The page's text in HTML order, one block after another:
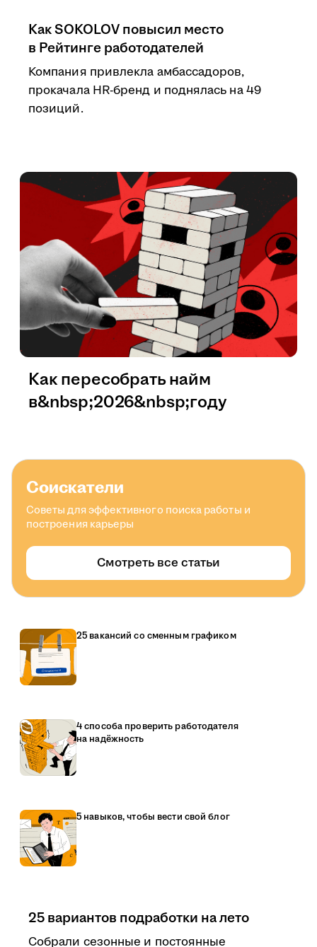
Как SOKOLOV повысил место
в Рейтинге работодателей
Компания привлекла амбассадоров,
прокачала HR-бренд и поднялась на 49
позиций.
Как пересобрать найм
в&nbsp;2026&nbsp;году
Соискатели
Советы для эффективного поиска работы и
построения карьеры
Смотреть все статьи
25 вакансий со сменным графиком
4 способа проверить работодателя
на надёжность
5 навыков, чтобы вести свой блог
25 вариантов подработки на лето
Собрали сезонные и постоянные